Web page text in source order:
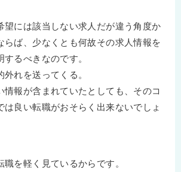
望には該当しない求人だが違う角度か
らば、少なくとも何故その求人情報を
るべきなのです。
れを送ってくる。
情報が含まれていたとしても、そのコ
は良い転職がおそらく出来ないでしょ
を軽く見ているからです。